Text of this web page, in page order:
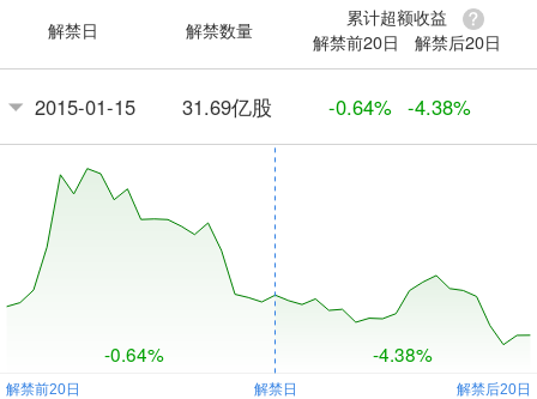
解禁日 解禁数量
累计超额收益
解禁前20日
解禁后20日
2015-01-15 31.69亿股 -0.64% -4.38%
-0.64% -4.38%